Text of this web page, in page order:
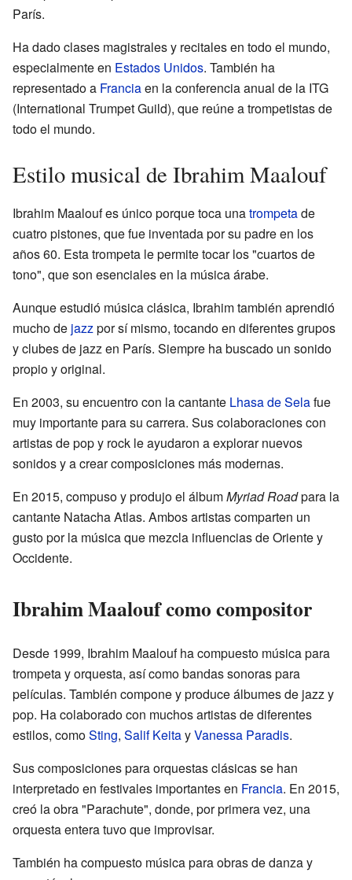
París.
Ha dado clases magistrales y recitales en todo el mundo,
especialmente en Estados Unidos. También ha
representado a Franciaen la conferencia anual de la ITG
(International Trumpet Guild), que reúne a trompetistas de
todo el mundo.
Estilo musical de Ibrahim Maalouf
Ibrahim Maalouf es único porque toca unatrompetade
cuatro pistones, que fue inventada por su padre en los
años 60. Esta trompeta le permite tocar los "cuartos de
tono", que son esenciales en la música árabe.
Aunque estudió música clásica, Ibrahim también aprendió
mucho de jazzpor sí mismo, tocando en diferentes grupos
y clubes de jazz en París. Siempre ha buscado un sonido
propio y original.
En 2003, su encuentro con la cantante Lhasa de Selafue
muy importante para su carrera. Sus colaboraciones con
artistas de pop y rock le ayudaron a explorar nuevos
sonidos y a crear composiciones más modernas.
En 2015, compuso y produjo el álbumMyriad Roadpara la
cantante Natacha Atlas. Ambos artistas comparten un
gusto por la música que mezcla influencias de Oriente y
Occidente.
Ibrahim Maalouf como compositor
Desde 1999, Ibrahim Maalouf ha compuesto música para
trompeta y orquesta, así como bandas sonoras para
películas. También compone y produce álbumes de jazz y
pop. Ha colaborado con muchos artistas de diferentes
estilos, comoSting, Salif KeitayVanessa Paradis.
Sus composiciones para orquestas clásicas se han
interpretado en festivales importantes en Francia. En 2015,
creó la obra "Parachute", donde, por primera vez, una
orquesta entera tuvo que improvisar.
También ha compuesto música para obras de danza y